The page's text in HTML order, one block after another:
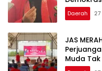
Daerah
JAS
Muda